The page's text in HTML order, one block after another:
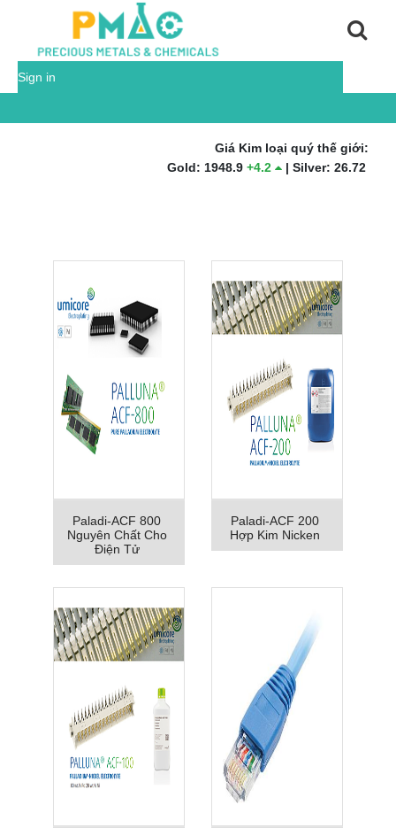
Sign in
Giá Kim loại quý thế giới:
Gold:1948.9 +4.2 |Silver:26.72 -0.31
Paladi-ACF 800
Nguyên Chất Cho
Điện Tử
Paladi-ACF 200
Hợp Kim Nicken